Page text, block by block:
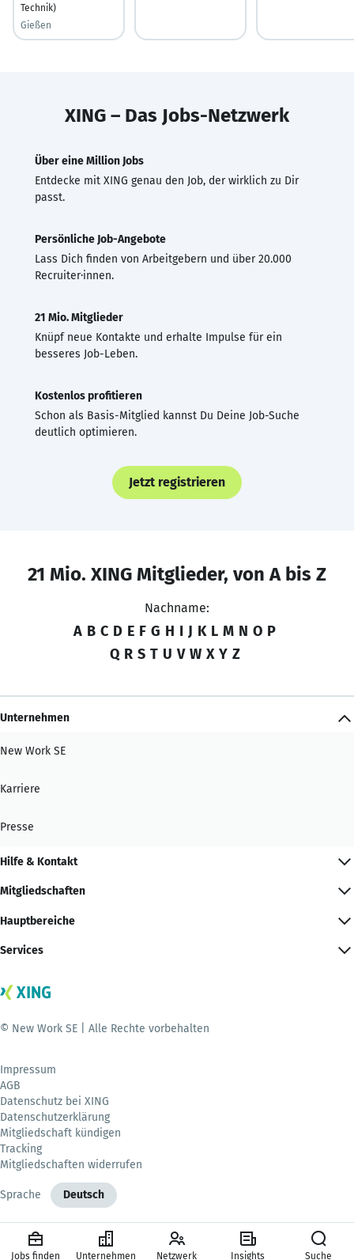
Technik)
Gießen
XING – Das Jobs-Netzwerk
Über eine Million Jobs
Entdecke mit XING genau den Job, der wirklich zu Dir
passt.
Persönliche Job-Angebote
Lass Dich finden von Arbeitgebern und über 20.000
Recruiter·innen.
21 Mio. Mitglieder
Knüpf neue Kontakte und erhalte Impulse für ein
besseres Job-Leben.
Kostenlos profitieren
Schon als Basis-Mitglied kannst Du Deine Job-Suche
deutlich optimieren.
Jetzt registrieren
21 Mio. XING Mitglieder, von A bis Z
Nachname:
A B C D E F G H I J K L M N O P
Q R S T U V W X Y Z
Unternehmen
New Work SE
Karriere
Presse
Hilfe & Kontakt
Mitgliedschaften
Hauptbereiche
Services
© New Work SE | Alle Rechte vorbehalten
Impressum
AGB
Datenschutz bei XING
Datenschutzerklärung
Mitgliedschaft kündigen
Tracking
Mitgliedschaften widerrufen
Sprache Deutsch
Jobs finden Unternehmen Netzwerk Insights Suche